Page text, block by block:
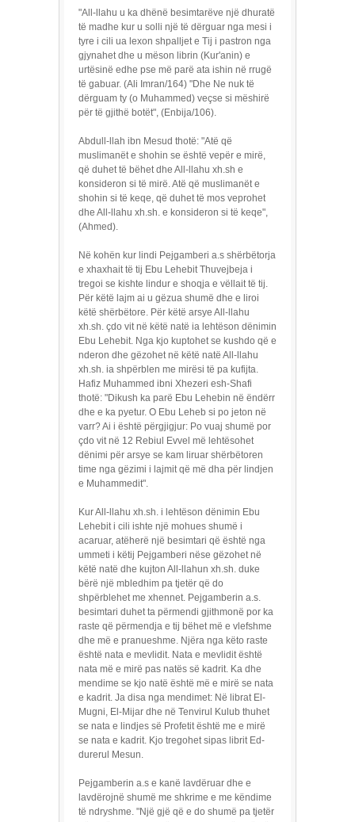
"All-llahu u ka dhënë besimtarëve një dhuratë
të madhe kur u solli një të dërguar nga mesi i
tyre i cili ua lexon shpalljet e Tij i pastron nga
gjynahet dhe u mëson librin (Kur'anin) e
urtësinë edhe pse më parë ata ishin në rrugë
të gabuar. (Ali Imran/164) "Dhe Ne nuk të
dërguam ty (o Muhammed) veçse si mëshirë
për të gjithë botët", (Enbija/106).
Abdull-llah ibn Mesud thotë: "Atë që
muslimanët e shohin se është vepër e mirë,
që duhet të bëhet dhe All-llahu xh.sh e
konsideron si të mirë. Atë që muslimanët e
shohin si të keqe, që duhet të mos veprohet
dhe All-llahu xh.sh. e konsideron si të keqe",
(Ahmed).
Në kohën kur lindi Pejgamberi a.s shërbëtorja
e xhaxhait të tij Ebu Lehebit Thuvejbeja i
tregoi se kishte lindur e shoqja e vëllait të tij.
Për këtë lajm ai u gëzua shumë dhe e liroi
këtë shërbëtore. Për këtë arsye All-llahu
xh.sh. çdo vit në këtë natë ia lehtëson dënimin
Ebu Lehebit. Nga kjo kuptohet se kushdo që e
nderon dhe gëzohet në këtë natë All-llahu
xh.sh. ia shpërblen me mirësi të pa kufijta.
Hafiz Muhammed ibni Xhezeri esh-Shafi
thotë: "Dikush ka parë Ebu Lehebin në ëndërr
dhe e ka pyetur. O Ebu Leheb si po jeton në
varr? Ai i është përgjigjur: Po vuaj shumë por
çdo vit në 12 Rebiul Evvel më lehtësohet
dënimi për arsye se kam liruar shërbëtoren
time nga gëzimi i lajmit që më dha për lindjen
e Muhammedit".
Kur All-llahu xh.sh. i lehtëson dënimin Ebu
Lehebit i cili ishte një mohues shumë i
acaruar, atëherë një besimtari që është nga
ummeti i këtij Pejgamberi nëse gëzohet në
këtë natë dhe kujton All-llahun xh.sh. duke
bërë një mbledhim pa tjetër që do
shpërblehet me xhennet. Pejgamberin a.s.
besimtari duhet ta përmendi gjithmonë por ka
raste që përmendja e tij bëhet më e vlefshme
dhe më e pranueshme. Njëra nga këto raste
është nata e mevlidit. Nata e mevlidit është
nata më e mirë pas natës së kadrit. Ka dhe
mendime se kjo natë është më e mirë se nata
e kadrit. Ja disa nga mendimet: Në librat El-
Mugni, El-Mijar dhe në Tenvirul Kulub thuhet
se nata e lindjes së Profetit është me e mirë
se nata e kadrit. Kjo tregohet sipas librit Ed-
durerul Mesun.
Pejgamberin a.s e kanë lavdëruar dhe e
lavdërojnë shumë me shkrime e me këndime
të ndryshme. "Një gjë që e do shumë pa tjetër